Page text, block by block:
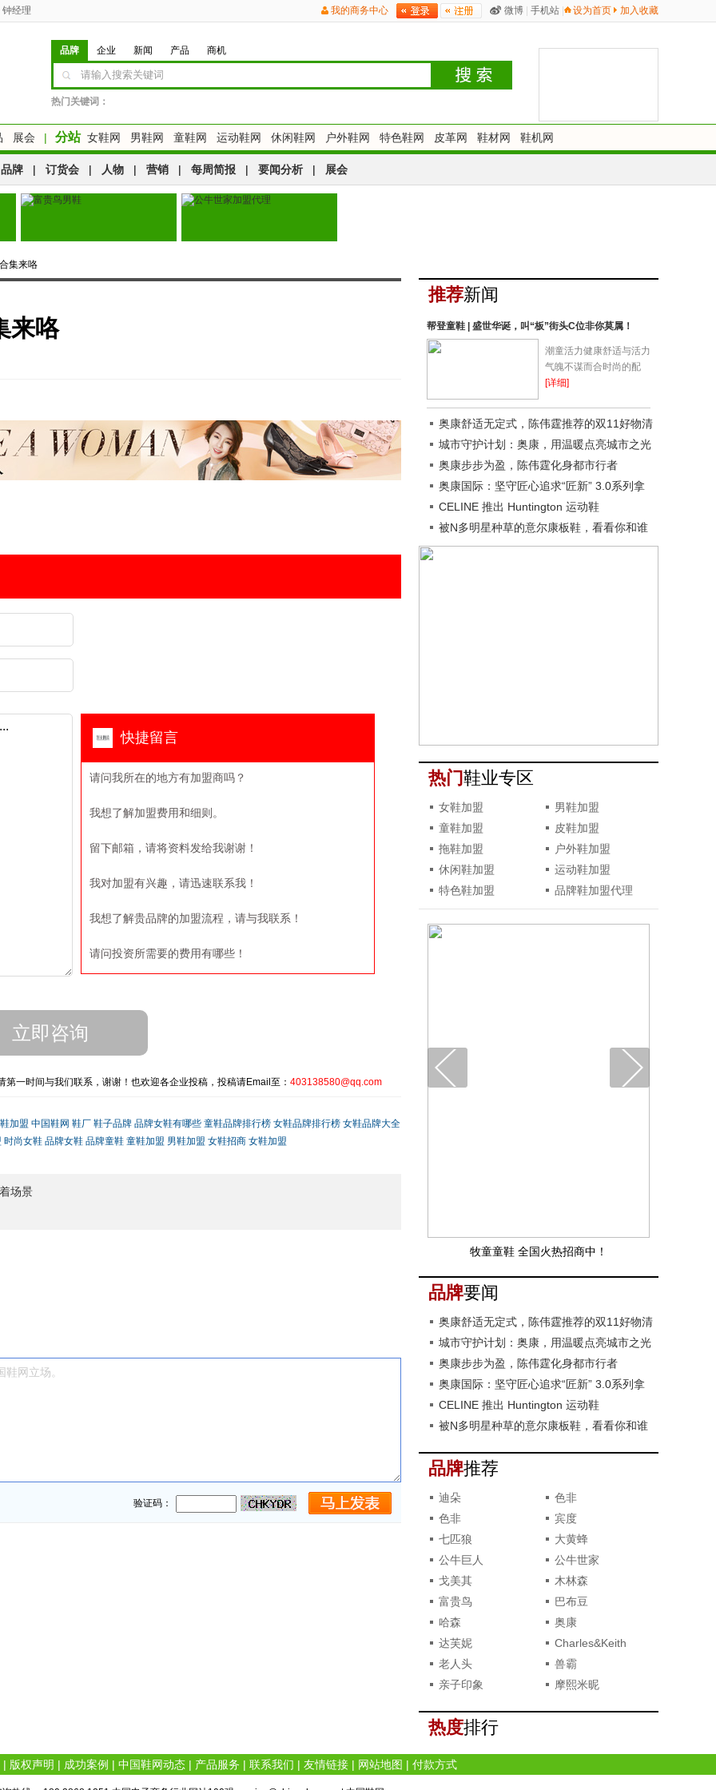
设为首页 加入收藏
手机站
微博
我的商务中心
钟经理
品牌 企业 新闻 产品 商机
热门关键词：
展会 | 分站 女鞋网 男鞋网 童鞋网 运动鞋网 休闲鞋网 户外鞋网 特色鞋网 皮革网 鞋材网 鞋机网
品牌 | 订货会 | 人物 | 营销 | 每周简报 | 要闻分析 | 展会
集来咯
来咯
快捷留言
请问我所在的地方有加盟商吗？
我想了解加盟费用和细则。
留下邮箱，请将资料发给我谢谢！
我对加盟有兴趣，请迅速联系我！
我想了解贵品牌的加盟流程，请与我联系！
请问投资所需要的费用有哪些！
一时间与我们联系，谢谢！也欢迎各企业投稿，投稿请Email至： 403138580@qq.com
加盟 中国鞋网 鞋厂 鞋子品牌 品牌女鞋有哪些 童鞋品牌排行榜 女鞋品牌排行榜 女鞋品牌大全
时尚女鞋 品牌女鞋 品牌童鞋 童鞋加盟 男鞋加盟 女鞋招商 女鞋加盟
场景
验证码：
推荐新闻
帮登童鞋 | 盛世华诞，叫“板”街头C位非你莫属！
潮童活力健康舒适与活力
气魄不谋而合时尚的配
色，充满探索乐趣一年一
游路线的准备...
[详细]
奥康舒适无定式，陈伟霆推荐的双11好物清
单来了
城市守护计划：奥康，用温暖点亮城市之光
奥康步步为盈，陈伟霆化身都市行者
奥康国际：坚守匠心追求“匠新” 3.0系列拿
捏多种穿着场景
CELINE 推出 Huntington 运动鞋
被N多明星种草的意尔康板鞋，看看你和谁
撞款了？
热门鞋业专区
女鞋加盟
男鞋加盟
童鞋加盟
皮鞋加盟
拖鞋加盟
户外鞋加盟
休闲鞋加盟
运动鞋加盟
特色鞋加盟
品牌鞋加盟代理
牧童童鞋 全国火热招商中！
品牌要闻
奥康舒适无定式，陈伟霆推荐的双11好物清
单来了
城市守护计划：奥康，用温暖点亮城市之光
奥康步步为盈，陈伟霆化身都市行者
奥康国际：坚守匠心追求“匠新” 3.0系列拿
捏多种穿着场景
CELINE 推出 Huntington 运动鞋
被N多明星种草的意尔康板鞋，看看你和谁
品牌推荐
迪朵
色非
色非
宾度
七匹狼
大黄蜂
公牛巨人
公牛世家
戈美其
木林森
富贵鸟
巴布豆
哈森
奥康
达芙妮
Charles&Keith
老人头
兽霸
亲子印象
摩熙米昵
热度排行
| 版权声明 | 成功案例 | 中国鞋网动态 | 产品服务 | 联系我们 | 友情链接 | 网站地图 | 付款方式